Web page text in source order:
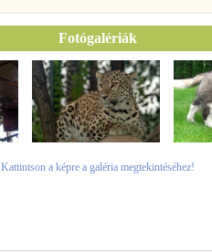
Fotógalériák
Kattintson a képre a galéria megtekintéséhez!